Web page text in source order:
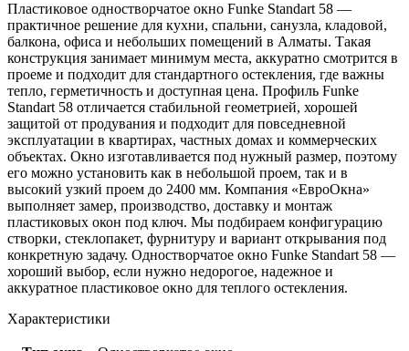
Пластиковое одностворчатое окно Funke Standart 58 —
практичное решение для кухни, спальни, санузла, кладовой,
балкона, офиса и небольших помещений в Алматы. Такая
конструкция занимает минимум места, аккуратно смотрится в
проеме и подходит для стандартного остекления, где важны
тепло, герметичность и доступная цена. Профиль Funke
Standart 58 отличается стабильной геометрией, хорошей
защитой от продувания и подходит для повседневной
эксплуатации в квартирах, частных домах и коммерческих
объектах. Окно изготавливается под нужный размер, поэтому
его можно установить как в небольшой проем, так и в
высокий узкий проем до 2400 мм. Компания «ЕвроОкна»
выполняет замер, производство, доставку и монтаж
пластиковых окон под ключ. Мы подбираем конфигурацию
створки, стеклопакет, фурнитуру и вариант открывания под
конкретную задачу. Одностворчатое окно Funke Standart 58 —
хороший выбор, если нужно недорогое, надежное и
аккуратное пластиковое окно для теплого остекления.
Характеристики